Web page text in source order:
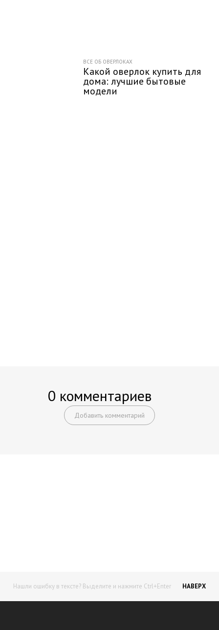
ВСЕ ОБ ОВЕРЛОКАХ
Какой оверлок купить для
дома: лучшие бытовые
модели
0 комментариев
Добавить комментарий
Нашли ошибку в тексте? Выделите и нажмите Ctrl+Enter НАВЕРХ